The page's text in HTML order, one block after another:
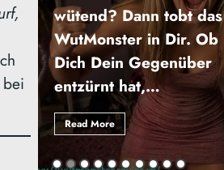
wütend? Dann tobt das
WutMonster in Dir. Ob
Dich Dein Gegenüber
entzürnt hat,…
Read More